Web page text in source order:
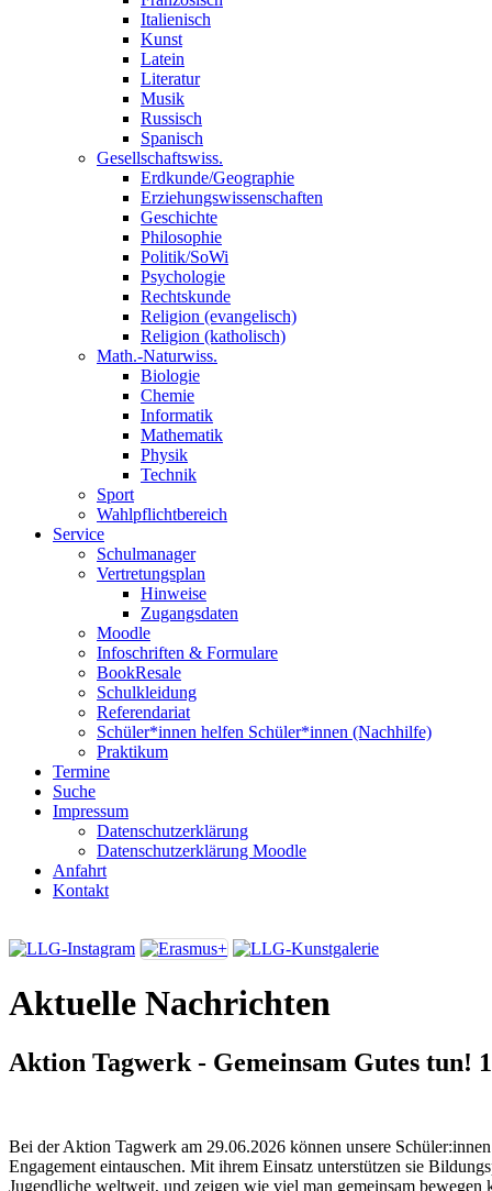
Italienisch
Kunst
Latein
Literatur
Musik
Russisch
Spanisch
Gesellschaftswiss.
Erdkunde/Geographie
Erziehungswissenschaften
Geschichte
Philosophie
Politik/SoWi
Psychologie
Rechtskunde
Religion (evangelisch)
Religion (katholisch)
Math.-Naturwiss.
Biologie
Chemie
Informatik
Mathematik
Physik
Technik
Sport
Wahlpflichtbereich
Service
Schulmanager
Vertretungsplan
Hinweise
Zugangsdaten
Moodle
Infoschriften & Formulare
BookResale
Schulkleidung
Referendariat
Schüler*innen helfen Schüler*innen (Nachhilfe)
Praktikum
Termine
Suche
Impressum
Datenschutzerklärung
Datenschutzerklärung Moodle
Anfahrt
Kontakt
Aktuelle Nachrichten
Aktion Tagwerk - Gemeinsam Gutes tun!
Bei der Aktion Tagwerk am 29.06.2026 können unsere
Engagement eintauschen. Mit ihrem Einsatz unterstützen sie
Jugendliche weltweit, und zeigen wie viel man gemeinsam